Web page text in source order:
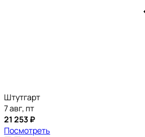
Штутгарт
7 авг, пт
21 253 ₽
Посмотреть